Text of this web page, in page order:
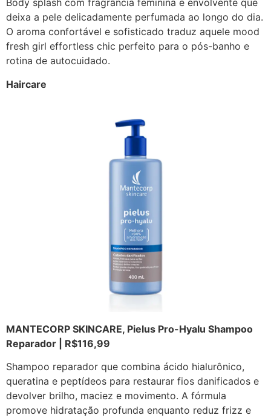
Body splash com fragrância feminina e envolvente que
deixa a pele delicadamente perfumada ao longo do dia.
O aroma confortável e sofisticado traduz aquele mood
fresh girl effortless chic perfeito para o pós-banho e
rotina de autocuidado.
Haircare
MANTECORP SKINCARE, Pielus Pro-Hyalu Shampoo
Reparador | R$116,99
Shampoo reparador que combina ácido hialurônico,
queratina e peptídeos para restaurar fios danificados e
devolver brilho, maciez e movimento. A fórmula
promove hidratação profunda enquanto reduz frizz e